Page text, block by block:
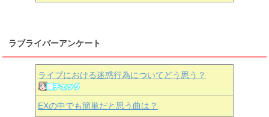
ラブライバーアンケート
ライブにおける迷惑行為についてどう思う？
EXの中でも簡単だと思う曲は？